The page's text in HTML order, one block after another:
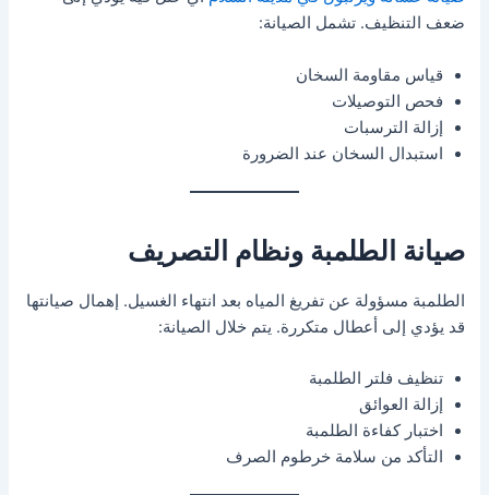
ضعف التنظيف. تشمل الصيانة:
قياس مقاومة السخان
فحص التوصيلات
إزالة الترسبات
استبدال السخان عند الضرورة
صيانة الطلمبة ونظام التصريف
الطلمبة مسؤولة عن تفريغ المياه بعد انتهاء الغسيل. إهمال صيانتها
قد يؤدي إلى أعطال متكررة. يتم خلال الصيانة:
تنظيف فلتر الطلمبة
إزالة العوائق
اختبار كفاءة الطلمبة
التأكد من سلامة خرطوم الصرف